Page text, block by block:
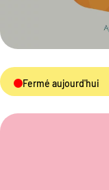
Fermé aujourd'hui